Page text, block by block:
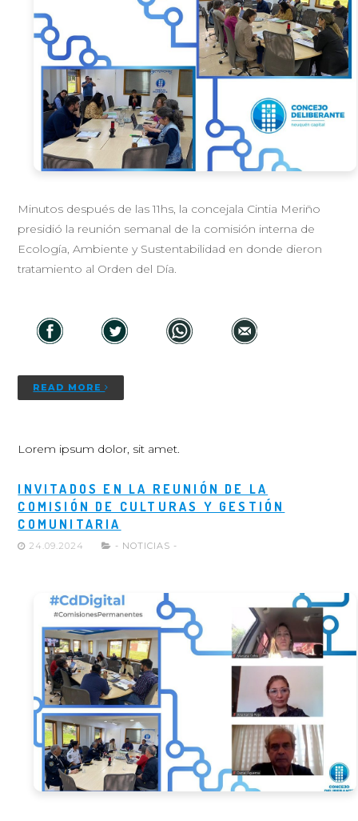
Minutos después de las 11hs, la concejala Cintia Meriño
presidió la reunión semanal de la comisión interna de
Ecología, Ambiente y Sustentabilidad en donde dieron
tratamiento al Orden del Día.
READ MORE
Lorem ipsum dolor, sit amet.
INVITADOS EN LA REUNIÓN DE LA
COMISIÓN DE CULTURAS Y GESTIÓN
COMUNITARIA
24.09.2024 - NOTICIAS -